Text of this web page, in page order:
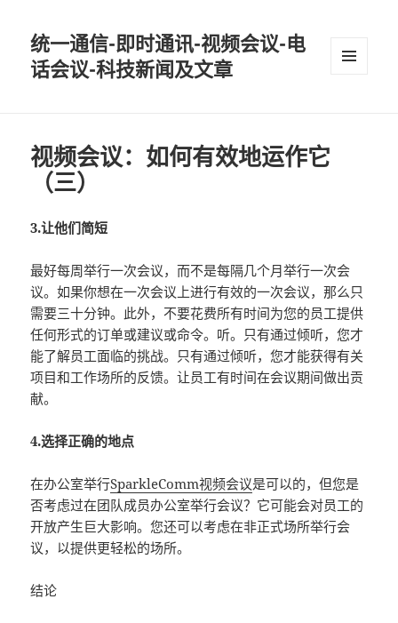
统一通信-即时通讯-视频会议-电
话会议-科技新闻及文章
视频会议：如何有效地运作它
（三）
3.让他们简短
最好每周举行一次会议，而不是每隔几个月举行一次会
议。如果你想在一次会议上进行有效的一次会议，那么只
需要三十分钟。此外，不要花费所有时间为您的员工提供
任何形式的订单或建议或命令。听。只有通过倾听，您才
能了解员工面临的挑战。只有通过倾听，您才能获得有关
项目和工作场所的反馈。让员工有时间在会议期间做出贡
献。
4.选择正确的地点
在办公室举行SparkleComm视频会议是可以的，但您是
否考虑过在团队成员办公室举行会议？它可能会对员工的
开放产生巨大影响。您还可以考虑在非正式场所举行会
议，以提供更轻松的场所。
结论